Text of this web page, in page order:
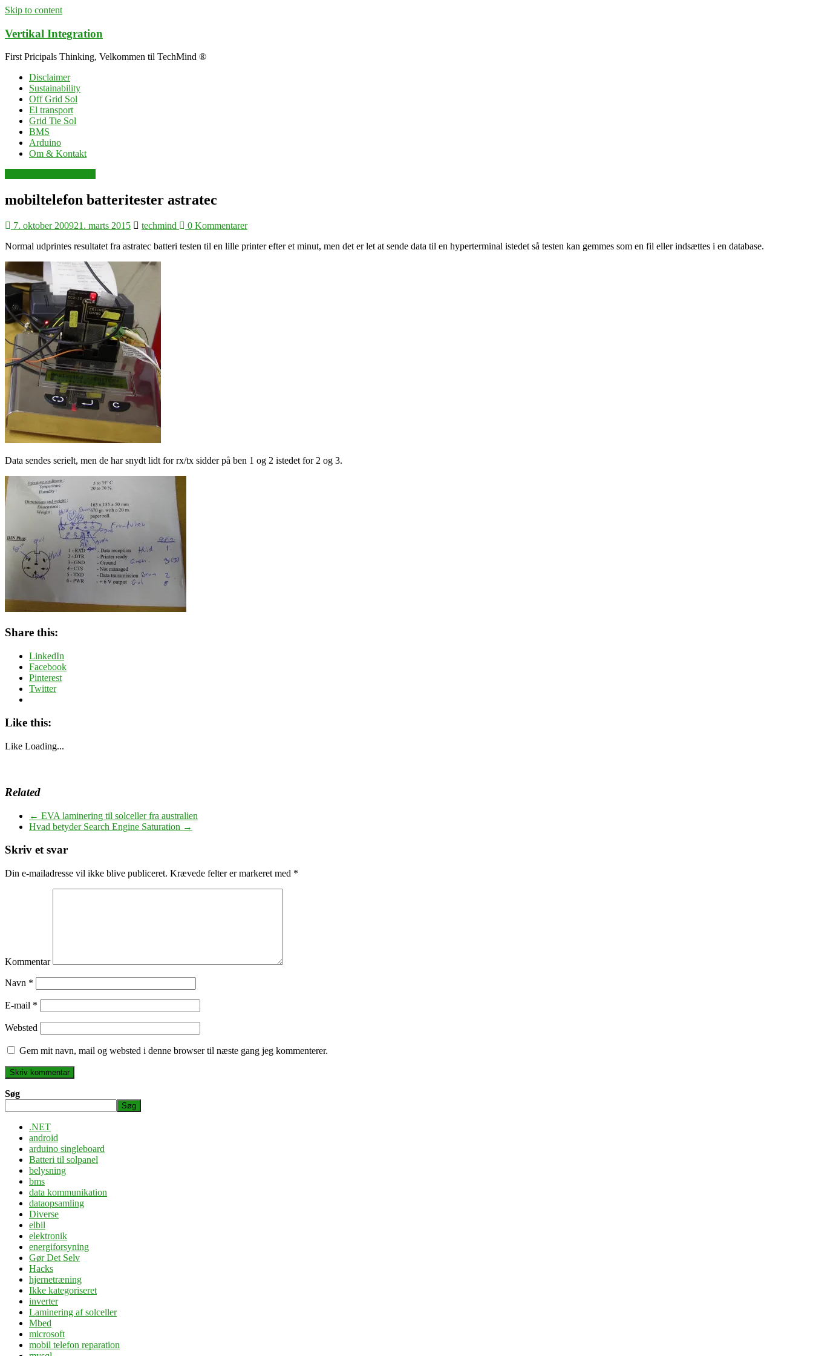
Skip to content
Vertikal Integration
First Pricipals Thinking, Velkommen til TechMind ®
Disclaimer
Sustainability
Off Grid Sol
El transport
Grid Tie Sol
BMS
Arduino
Om & Kontakt
mobiltelefon batteritester astratec
7. oktober 200921. marts 2015 techmind
0 Kommentarer
Normal udprintes resultatet fra astratec batteri testen til en lille printer efter et minut, men det er let at sende data til en hyperterminal istedet så testen kan gemmes som en fil eller indsættes i en database.
Data sendes serielt, men de har snydt lidt for rx/tx sidder på ben 1 og 2 istedet for 2 og 3.
Share this:
LinkedIn
Facebook
Pinterest
Twitter
Like this:
Like Loading...
Related
← EVA laminering til solceller fra australien
Hvad betyder Search Engine Saturation →
Skriv et svar
Din e-mailadresse vil ikke blive publiceret. Krævede felter er markeret med *
Kommentar
Navn *
E-mail *
Websted
Gem mit navn, mail og websted i denne browser til næste gang jeg kommenterer.
Søg
Søg
.NET
android
arduino singleboard
Batteri til solpanel
belysning
bms
data kommunikation
dataopsamling
Diverse
elbil
elektronik
energiforsyning
Gør Det Selv
Hacks
hjernetræning
Ikke kategoriseret
inverter
Laminering af solceller
Mbed
microsoft
mobil telefon reparation